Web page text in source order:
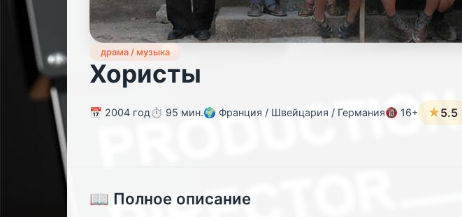
драма / музыка
Хористы
📅 2004 год⏱️ 95 мин.🌍 Франция / Швейцария / Германия🔞 16+ ★5.5
📖 Полное описание